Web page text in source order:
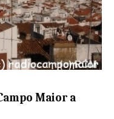
Maior a